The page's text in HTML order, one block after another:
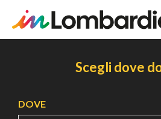
Scegli dove
DOVE